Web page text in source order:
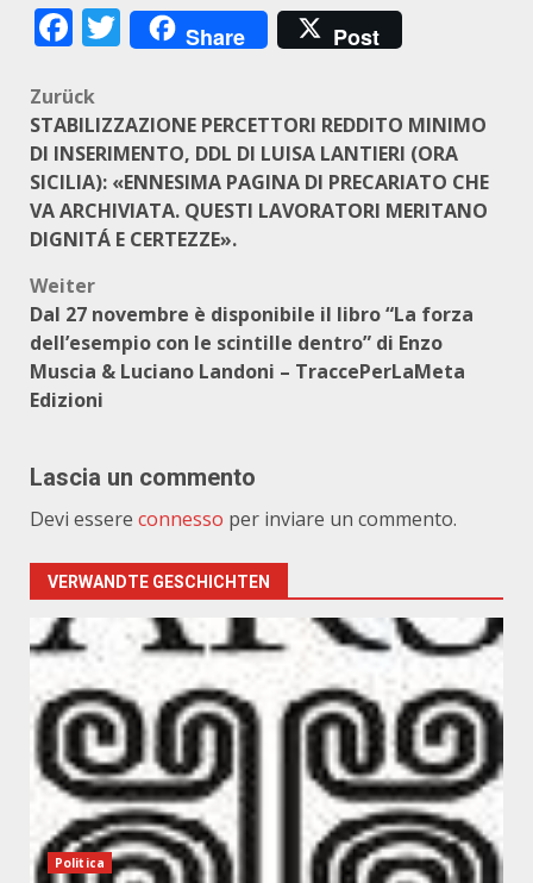
Facebook
Twitter
Share Post
Beitragsnavigation
Zurück
STABILIZZAZIONE PERCETTORI REDDITO MINIMO
DI INSERIMENTO, DDL DI LUISA LANTIERI (ORA
SICILIA): «ENNESIMA PAGINA DI PRECARIATO CHE
VA ARCHIVIATA. QUESTI LAVORATORI MERITANO
DIGNITÁ E CERTEZZE».
Weiter
Dal 27 novembre è disponibile il libro “La forza
dell’esempio con le scintille dentro” di Enzo
Muscia & Luciano Landoni – TraccePerLaMeta
Edizioni
Lascia un commento
Devi essere connesso per inviare un commento.
VERWANDTE GESCHICHTEN
Politica